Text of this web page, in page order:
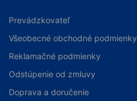
Prevádzkovateľ
Všeobecné obchodné podmienky
Reklamačné podmienky
Odstúpenie od zmluvy
Doprava a doručenie